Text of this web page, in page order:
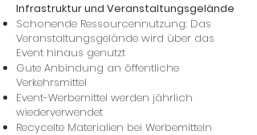
Infrastruktur und Veranstaltungsgelände
Schonende Ressourcennutzung: Das
Veranstaltungsgelände wird über das
Event hinaus genutzt
Gute Anbindung an öffentliche
Verkehrsmittel
Event-Werbemittel werden jährlich
wiederverwendet
Recycelte Materialien bei Werbemitteln